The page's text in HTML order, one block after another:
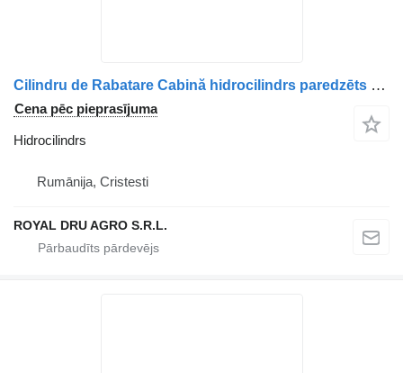
Cilindru de Rabatare Cabină hidrocilindrs paredzēts MAN 85417236031 / 8541723-6031-11 kravas automašīnas
Cena pēc pieprasījuma
Hidrocilindrs
Rumānija, Cristesti
ROYAL DRU AGRO S.R.L.